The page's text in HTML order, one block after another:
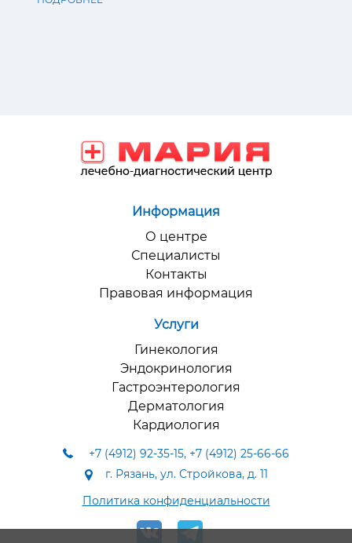
Информация
О центре
Специалисты
Контакты
Правовая информация
Услуги
Гинекология
Эндокринология
Гастроэнтерология
Дерматология
Кардиология
+7 (4912) 92-35-15, +7 (4912) 25-66-66
г. Рязань, ул. Стройкова, д. 11
Политика конфиденциальности